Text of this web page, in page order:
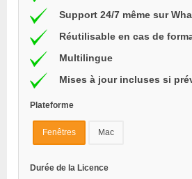
Support 24/7 même sur
Réutilisable en cas de
Multilingue
Mises à jour incluses si
Plateforme
Fenêtres Mac
Durée de la Licence